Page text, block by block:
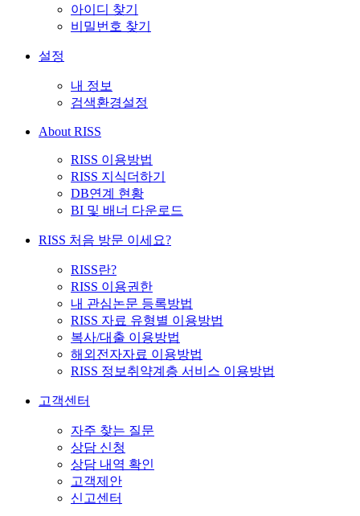
아이디 찾기
비밀번호 찾기
설정
내 정보
검색환경설정
About RISS
RISS 이용방법
RISS 지식더하기
DB연계 현황
BI 및 배너 다운로드
RISS 처음 방문 이세요?
RISS란?
RISS 이용권한
내 관심논문 등록방법
RISS 자료 유형별 이용방법
복사/대출 이용방법
해외전자자료 이용방법
RISS 정보취약계층 서비스 이용방법
고객센터
자주 찾는 질문
상담 신청
상담 내역 확인
고객제안
신고센터